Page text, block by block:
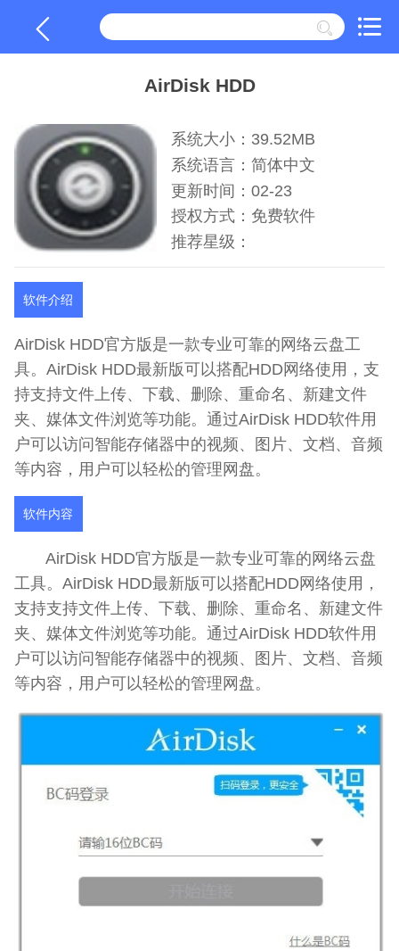
AirDisk HDD
系统大小：39.52MB
系统语言：简体中文
更新时间：02-23
授权方式：免费软件
推荐星级：
软件介绍
AirDisk HDD官方版是一款专业可靠的网络云盘工
具。AirDisk HDD最新版可以搭配HDD网络使用，支
持支持文件上传、下载、删除、重命名、新建文件
夹、媒体文件浏览等功能。通过AirDisk HDD软件用
户可以访问智能存储器中的视频、图片、文档、音频
等内容，用户可以轻松的管理网盘。
软件内容
AirDisk HDD官方版是一款专业可靠的网络云盘
工具。AirDisk HDD最新版可以搭配HDD网络使用，
支持支持文件上传、下载、删除、重命名、新建文件
夹、媒体文件浏览等功能。通过AirDisk HDD软件用
户可以访问智能存储器中的视频、图片、文档、音频
等内容，用户可以轻松的管理网盘。